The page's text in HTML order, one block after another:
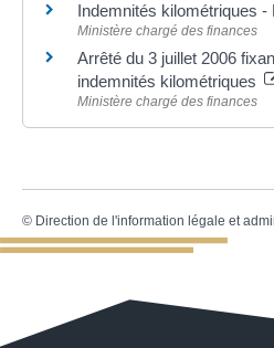
Indemnités kilométriques -
Ministère chargé des finances
Arrêté du 3 juillet 2006
indemnités kilométriques
Ministère chargé des finances
© Direction de l'information légale et